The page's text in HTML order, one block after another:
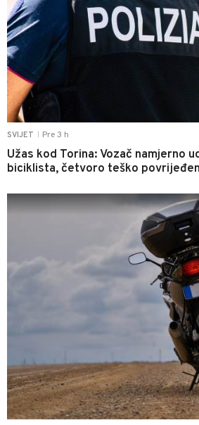
SVIJET Pre 3 h
Užas kod Torina: Vozač namjerno
biciklista, četvoro teško